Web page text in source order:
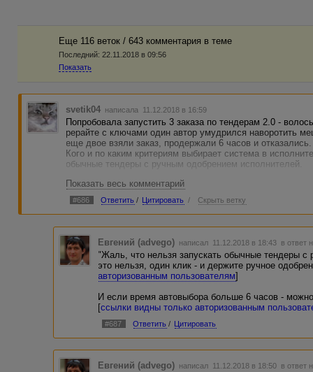
Еще 116 веток / 643 комментария в темe
Последний: 22.11.2018 в 09:56
Показать
svetik04 написала 11.12.2018 в 16:59
Попробовала запустить 3 заказа по тендерам 2.0 -
рерайте с ключами один автор умудрился наворотить
еще двое взяли заказ, продержали 6 часов и
Кого и по каким критериям выбирает система в
обычные тендеры с ручным одобрением исполнителей.
Показать весь комментарий
#686 Ответить / Цитировать / Скрыть ветку
Евгений (advego) написал 11.12.2018 в 18:43 в ответ
"Жаль, что нельзя запускать обычные тендеры
это нельзя, один клик - и держите ручное
авторизованным пользователям]
И если время автовыбора больше 6 часов -
[ссылки видны только авторизованным
#687 Ответить / Цитировать
Евгений (advego) написал 11.12.2018 в 18:50 в ответ